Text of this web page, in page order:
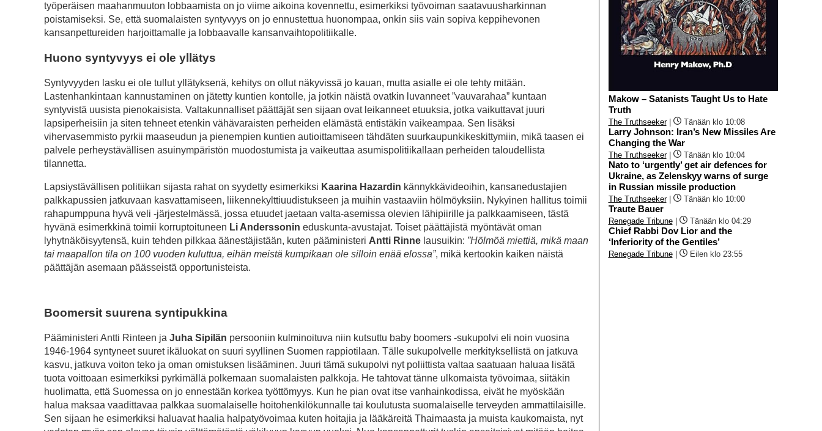
työperäisen maahanmuuton lobbaamista on jo viime aikoina kovennettu, esimerkiksi työvoiman saatavuusharkinnan
poistamiseksi. Se, että suomalaisten syntyvyys on jo ennustettua huonompaa, onkin siis vain sopiva keppihevonen
kansanpettureiden harjoittamalle ja lobbaavalle kansanvaihtopolitiikalle.
Huono syntyvyys ei ole yllätys
Syntyvyyden lasku ei ole tullut yllätyksenä, kehitys on ollut näkyvissä jo kauan, mutta asialle ei ole tehty mitään.
Lastenhankintaan kannustaminen on jätetty kuntien kontolle, ja jotkin näistä ovatkin luvanneet ”vauvarahaa” kuntaan
syntyvistä uusista pienokaisista. Valtakunnalliset päättäjät sen sijaan ovat leikanneet etuuksia, jotka vaikuttavat juuri
lapsiperheisiin ja siten tehneet etenkin vähävaraisten perheiden elämästä entistäkin vaikeampaa. Sen lisäksi
vihervasemmisto pyrkii maaseudun ja pienempien kuntien autioittamiseen tähdäten suurkaupunkikeskittymiin, mikä taasen ei
palvele perheystävällisen asuinympäristön muodostumista ja vaikeuttaa asumispolitiikallaan perheiden taloudellista
tilannetta.
Lapsiystävällisen politiikan sijasta rahat on syydetty esimerkiksi Kaarina Hazardin kännykkävideoihin, kansanedustajien
palkkapussien jatkuvaan kasvattamiseen, liikennekylttiuudistukseen ja muihin vastaaviin hölmöyksiin. Nykyinen hallitus toimii
rahapumppuna hyvä veli -järjestelmässä, jossa etuudet jaetaan valta-asemissa olevien lähipiirille ja palkkaamiseen, tästä
hyvänä esimerkkinä toimii korruptoituneen Li Anderssonin eduskunta-avustajat. Toiset päättäjistä myöntävät oman
lyhytnäköisyytensä, kuin tehden pilkkaa äänestäjistään, kuten pääministeri Antti Rinne lausuikin: ”Hölmöä miettiä, mikä maan
tai maapallon tila on 100 vuoden kuluttua, eihän meistä kumpikaan ole silloin enää elossa”, mikä kertookin kaiken näistä
päättäjän asemaan päässeistä opportunisteista.
Boomersit suurena syntipukkina
Pääministeri Antti Rinteen ja Juha Sipilän persooniin kulminoituva niin kutsuttu baby boomers -sukupolvi eli noin vuosina
1946-1964 syntyneet suuret ikäluokat on suuri syyllinen Suomen rappiotilaan. Tälle sukupolvelle merkityksellistä on jatkuva
kasvu, jatkuva voiton teko ja oman omistuksen lisääminen. Juuri tämä sukupolvi nyt poliittista valtaa saatuaan haluaa lisätä
tuota voittoaan esimerkiksi pyrkimällä polkemaan suomalaisten palkkoja. He tahtovat tänne ulkomaista työvoimaa, siitäkin
huolimatta, että Suomessa on jo ennestään korkea työttömyys. Kun he pian ovat itse vanhainkodissa, eivät he myöskään
halua maksaa vaadittavaa palkkaa suomalaiselle hoitohenkilökunnalle tai koulutusta suomalaiselle terveyden ammattilaisille.
Sen sijaan he esimerkiksi haluavat haalia halpatyövoimaa kuten hoitajia ja lääkäreitä Thaimaasta ja muista kaukomaista, nyt
Makow – Satanists Taught Us to Hate
Truth
The Truthseeker| Tänään klo 10:08
Larry Johnson: Iran’s New Missiles Are
Changing the War
The Truthseeker| Tänään klo 10:04
Nato to ‘urgently’ get air defences for
Ukraine, as Zelenskyy warns of surge
in Russian missile production
The Truthseeker| Tänään klo 10:00
Traute Bauer
Renegade Tribune| Tänään klo 04:29
Chief Rabbi Dov Lior and the
‘Inferiority of the Gentiles’
Renegade Tribune| Eilen klo 23:55